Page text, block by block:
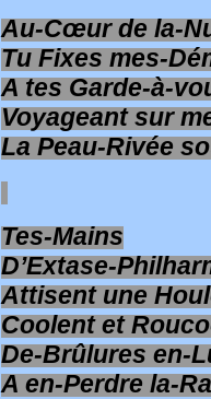
Au-Cœur de la-
Tu Fixes mes-
A tes Garde-à-
Voyageant sur
La Peau-Rivée
Tes-Mains
D’Extase-
Attisent une
Coolent et
De-Brûlures en-
A en-Perdre la-